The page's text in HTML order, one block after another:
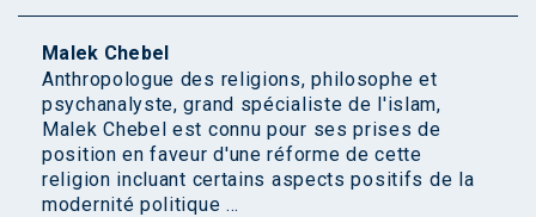
Malek Chebel
Anthropologue des religions, philosophe et
psychanalyste, grand spécialiste de l'islam,
Malek Chebel est connu pour ses prises de
position en faveur d'une réforme de cette
religion incluant certains aspects positifs de la
modernité politique ...